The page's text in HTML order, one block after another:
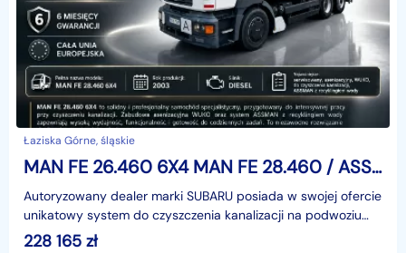
Łaziska Górne, śląskie
MAN FE 26.460 6X4 MAN FE 28.460 / ASSMANN TYP 229 WUKO ODZYSK WODY
Autoryzowany dealer marki SUBARU posiada w swojej ofercie
unikatowy system do czyszczenia kanalizacji na podwoziu
MAN FE 28.460 z napędem 6X4. Zabudowa najlepsz
228 165 zł